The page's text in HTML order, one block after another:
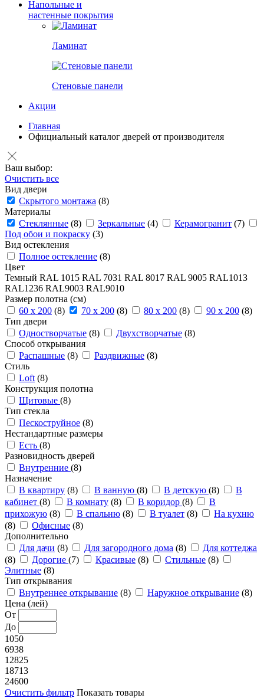
Напольные и
настенные покрытия
Ламинат
Стеновые панели
Акции
Главная
Официальный каталог дверей от производителя
Ваш выбор:
Очистить все
Вид двери
Скрытого монтажа (8)
Материалы
Стеклянные (8) Зеркальные (4) Керамогранит (7)
Под обои и покраску (3)
Вид остекления
Полное остекление (8)
Цвет
Темный RAL 1015 RAL 7031 RAL 8017 RAL 9005 RAL101З
RAL1236 RAL9003 RAL9010
Размер полотна (см)
60 x 200 (8) 70 x 200 (8) 80 x 200 (8) 90 x 200 (8)
Тип двери
Одностворчатые (8) Двухстворчатые (8)
Способ открывания
Распашные (8) Раздвижные (8)
Стиль
Loft (8)
Конструкция полотна
Щитовые (8)
Тип стекла
Пескоструйное (8)
Нестандартные размеры
Есть (8)
Разновидность дверей
Внутренние (8)
Назначение
В квартиру (8) В ванную (8) В детскую (8)
В
кабинет (8) В комнату (8) В коридор (8)
В
прихожую (8) В спальню (8) В туалет (8)
На кухню
(8)
Офисные (8)
Дополнительно
Для дачи (8) Для загородного дома (8)
Для коттеджа
(8)
Дорогие (7) Красивые (8) Стильные (8)
Элитные (8)
Тип открывания
Внутреннее открывание (8) Наружное открывание (8)
Цена (лей)
От
До
1050
6938
12825
18713
24600
Очистить фильтр Показать товары